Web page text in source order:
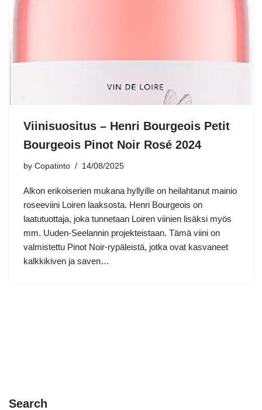
Viinisuositus – Henri Bourgeois Petit
Bourgeois Pinot Noir Rosé 2024
by Copatinto 14/08/2025
Alkon erikoiserien mukana hyllyille on heilahtanut mainio
roseeviini Loiren laaksosta. Henri Bourgeois on
laatutuottaja, joka tunnetaan Loiren viinien lisäksi myös
mm. Uuden-Seelannin projekteistaan. Tämä viini on
valmistettu Pinot Noir-rypäleistä, jotka ovat kasvaneet
kalkkikiven ja saven…
Search